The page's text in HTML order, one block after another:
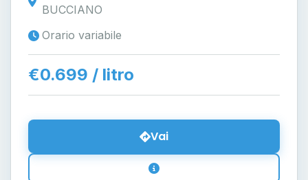
BUCCIANO
Orario variabile
€0.699 / litro
Vai